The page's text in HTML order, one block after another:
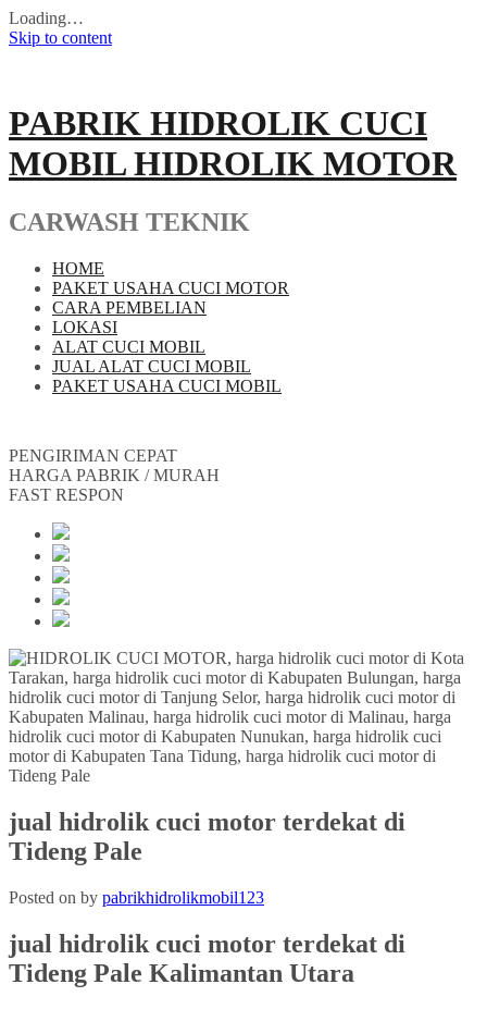
Loading…
Skip to content
PABRIK HIDROLIK CUCI
MOBIL HIDROLIK MOTOR
CARWASH TEKNIK
HOME
PAKET USAHA CUCI MOTOR
CARA PEMBELIAN
LOKASI
ALAT CUCI MOBIL
JUAL ALAT CUCI MOBIL
PAKET USAHA CUCI MOBIL
PENGIRIMAN CEPAT
HARGA PABRIK / MURAH
FAST RESPON
jual hidrolik cuci motor terdekat di
Tideng Pale
Posted on by pabrikhidrolikmobil123
jual hidrolik cuci motor terdekat di
Tideng Pale Kalimantan Utara